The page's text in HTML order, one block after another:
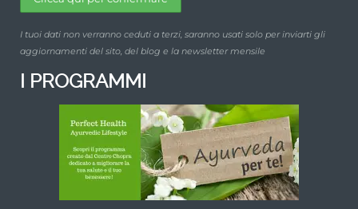
I tuoi dati non verranno ceduti a terzi, saranno usati solo per inviarti gli
aggiornamenti del sito, del blog e la newsletter mensile
I PROGRAMMI